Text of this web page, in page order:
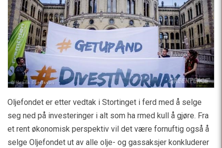
Oljefondet er etter vedtak i Stortinget i ferd med å selge
seg ned på investeringer i alt som ha rmed kull å gjøre. Fra
et rent økonomisk perspektiv vil det være fornuftig også å
selge Oljefondet ut av alle olje- og gassaksjer konkluderer